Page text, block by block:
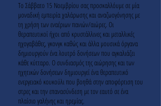
Το Σάββατο 15 Νοεμβρίου σας προσκαλλόυμε σε μία
μοναδική εμπειρία χαλάρωσης και αναζωογόνησης με
τη χρήση των εναέριων πανιών/αιώρες. Οι
θεραπευτικοί ήχοι από κρυστάλλινες και μεταλλικές
ηχογαβάθες, γκονγκ καθώς και άλλα μουσικά όργανα
δημιουργούν ένα λουτρό δονήσεων που αγκαλιάζει
κάθε κύτταρο. Ο συνδιασμός της αιώρησης και των
ηχητικών δονήσεων δημιουργεί ένα θεραπευτικό
ενεργειακό κουκούλι που βοηθά στην αποφόρτιση του
στρες και την επανασύνδεση με τον εαυτό σε ένα
πλαίσιο γαλήνης και ηρεμίας.